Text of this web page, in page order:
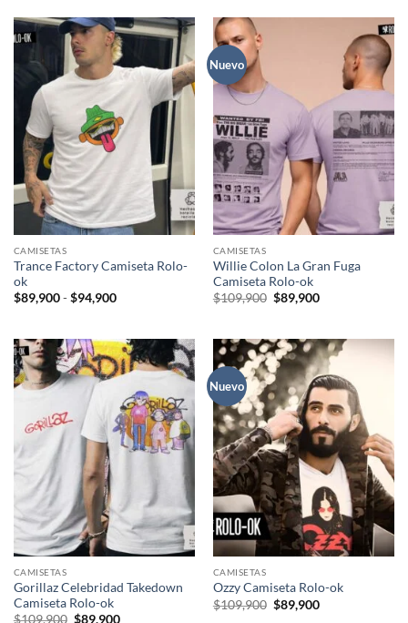
$109,900.$89,900.
$94,900
CAMISETAS
Trance Factory Camiseta Rolo-
ok
$89,900 - $94,900Rango
$89,900
hasta
$94,900
Nuevo
CAMISETAS
Willie Colon La Gran Fuga
Camiseta Rolo-ok
$109,900 El
precio
$109,900.
$89,900El
$89,900.
CAMISETAS
Gorillaz Celebridad Takedown
Camiseta Rolo-ok
$109,900 El
$89,900El
Nuevo
CAMISETAS
Ozzy Camiseta Rolo-ok
$109,900 El
precio
$89,900El